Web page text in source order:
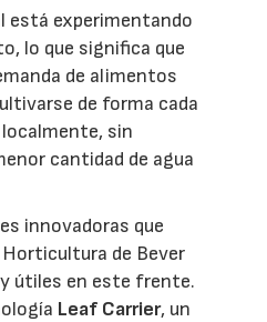
está experimentando
lo que significa que
de alimentos
de forma cada
sin
cantidad de agua
innovadoras que
de Bever
útiles en este frente.
Leaf Carrier, un